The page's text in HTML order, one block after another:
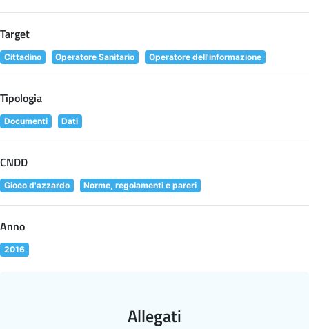
Target
Cittadino Operatore Sanitario Operatore dell'informazione
Tipologia
Documenti Dati
CNDD
Gioco d'azzardo Norme, regolamenti e pareri
Anno
2016
Allegati